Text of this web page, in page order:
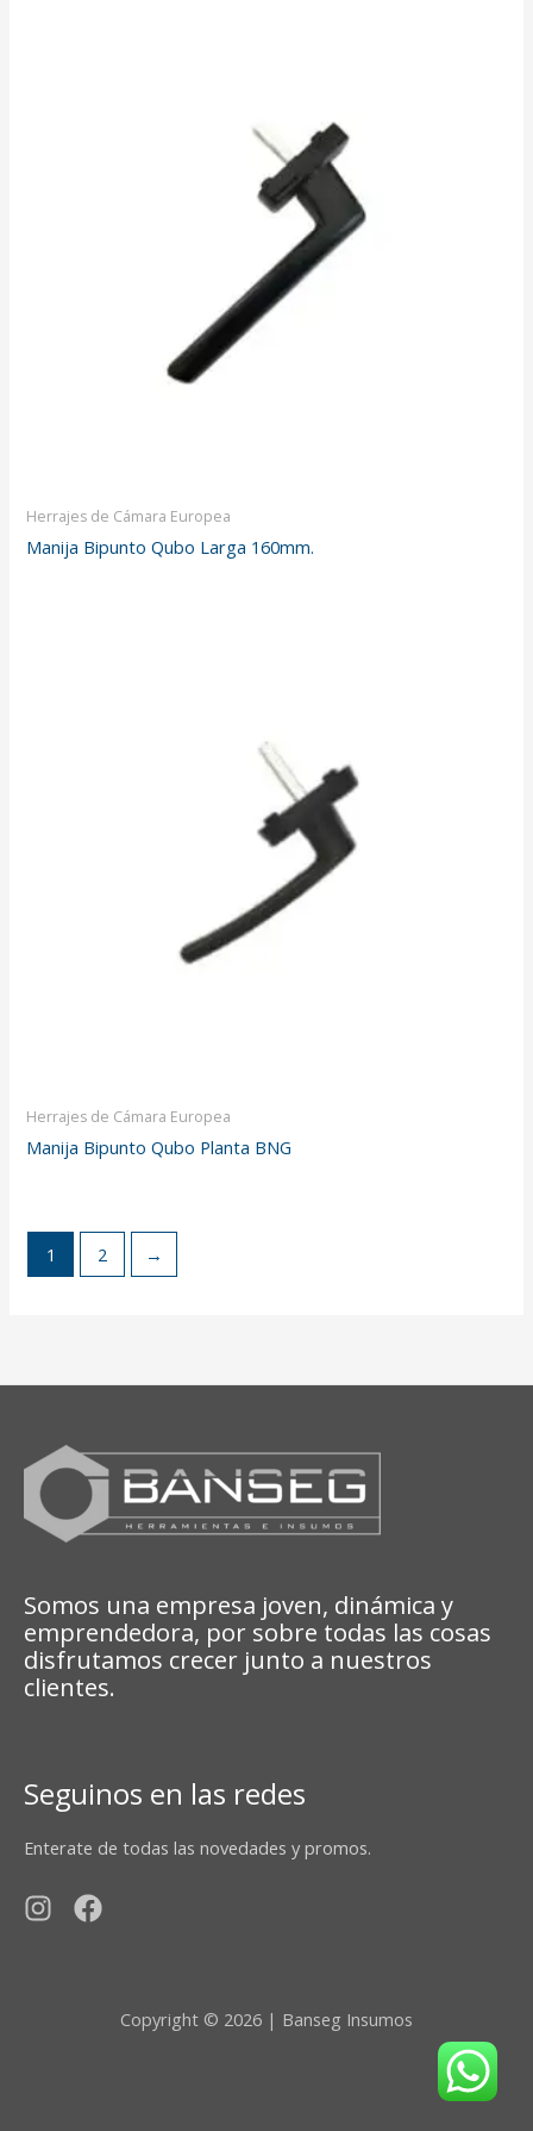
Herrajes de Cámara Europea
Manija Bipunto Qubo Larga 160mm.
Herrajes de Cámara Europea
Manija Bipunto Qubo Planta BNG
1 2 →
Somos una empresa joven, dinámica y
emprendedora, por sobre todas las cosas
disfrutamos crecer junto a nuestros
clientes.
Seguinos en las redes
Enterate de todas las novedades y promos.
Copyright © 2026 | Banseg Insumos